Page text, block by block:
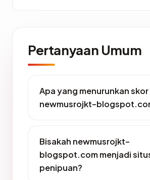
Pertanyaan Umum
Apa yang menurunkan skor
newmusrojkt-
Bisakah newmusrojkt-
blogspot.com menjadi
penipuan?